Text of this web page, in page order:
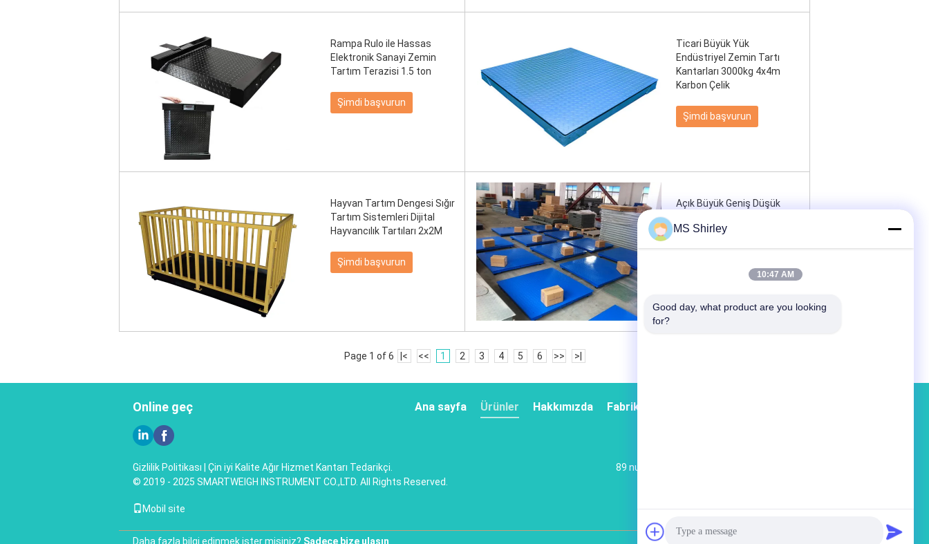
Rampa Rulo ile Hassas
Elektronik Sanayi Zemin
Tartım Terazisi 1.5 ton
Şimdi başvurun
Ticari Büyük Yük
Endüstriyel Zemin Tartı
Kantarları 3000kg 4x4m
Karbon Çelik
Şimdi başvurun
Hayvan Tartım Dengesi Sığır
Tartım Sistemleri Dijital
Hayvancılık Tartıları 2x2M
Şimdi başvurun
Açık Büyük Geniş Düşük
Zemin Palet Ölçeği
Page 1 of 6 |< << 1 2 3 4 5 6 >> >|
Online geç Fabrika turu
Hakkımızda
Ürünler
Ana sayfa
Gizlilik Politikası | Çin iyi Kalite Ağır Hizmet Kantarı Tedarikçi.
© 2019 - 2025 SMARTWEIGH INSTRUMENT CO.,LTD. All Rights Reserved.
89 numaralı Zhujiang Yolu, Xinbei bölgesi,
Mobil site
Daha fazla bilgi edinmek ister misiniz? Sadece bize ulaşın
MS Shirley
10:47 AM
Good day, what product are you looking
for?